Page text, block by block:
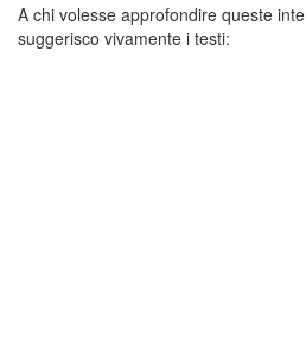
A chi volesse approfondire queste
suggerisco vivamente i testi: